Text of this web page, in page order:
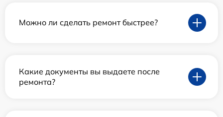
Можно ли сделать ремонт быстрее?
Какие документы вы выдаете после
ремонта?